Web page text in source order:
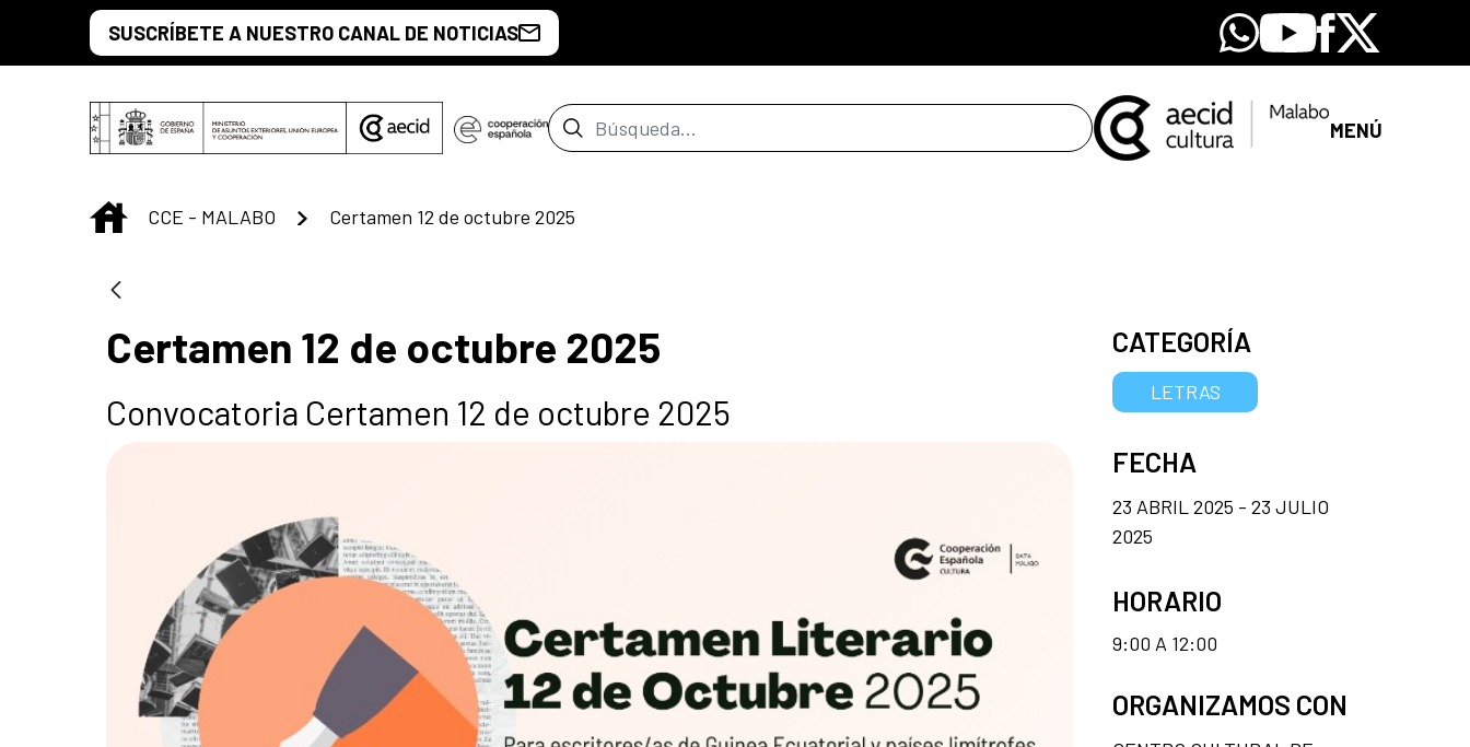
Saltar al contenido principal
SUSCRÍBETE A NUESTRO CANAL DE NOTICIAS Whatsapp
YoutubeFacebook
X
Barra de búsqueda MENÚ
INICIO
CCE - MALABO Certamen 12 de octubre 2025
Certamen 12 de octubre 2025
Convocatoria Certamen 12 de octubre 2025
CATEGORÍA
LETRAS
FECHA
23 ABRIL 2025 - 23 JULIO
2025
HORARIO
9:00 A 12:00
ORGANIZAMOS CON